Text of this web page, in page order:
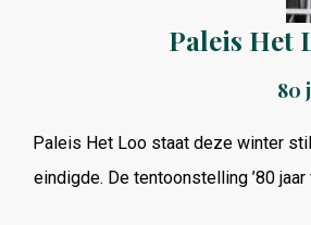
Paleis Het
80
Paleis Het Loo staat deze winter
eindigde. De tentoonstelling ’80